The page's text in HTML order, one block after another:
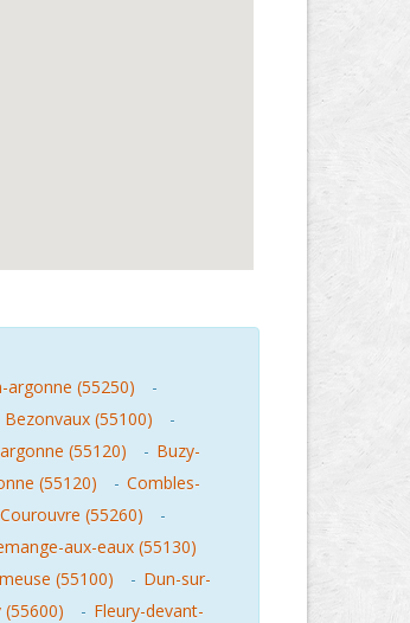
argonne (55250)
-
Bezonvaux (55100)
-
(55120) - Buzy-
(55120) - Combles-
Courouvre (55260)
-
aux-eaux (55130)
(55100) - Dun-sur-
(55600) - Fleury-devant-